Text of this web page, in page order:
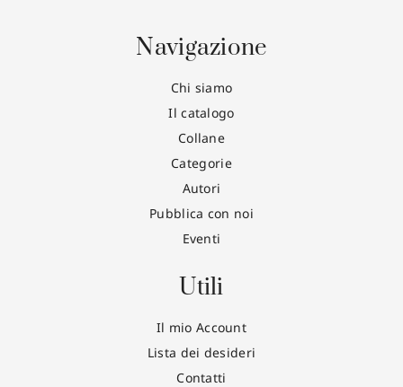
Navigazione
Chi siamo
Il catalogo
Collane
Categorie
Autori
Pubblica con noi
Eventi
Utili
Il mio Account
Lista dei desideri
Contatti